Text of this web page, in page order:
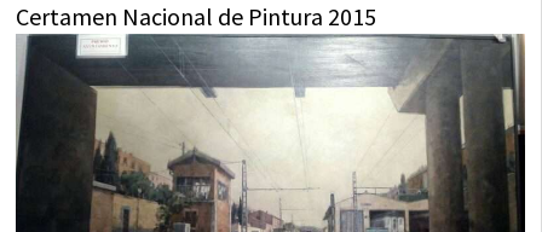
Certamen Nacional de Pintura 2015